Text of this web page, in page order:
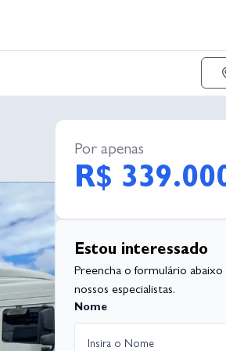
Por apenas
R$
Estou interessado
Preencha o formulário
nossos especialistas.
Nome